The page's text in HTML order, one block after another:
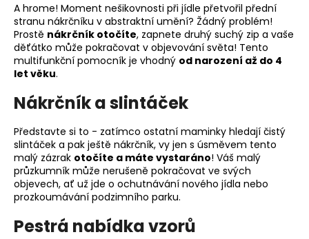
A hrome! Moment nešikovnosti při jídle přetvořil přední
stranu nákrčníku v abstraktní umění? Žádný problém!
Prostě nákrčník otočíte, zapnete druhý suchý zip a vaše
děťátko může pokračovat v objevování světa! Tento
multifunkční pomocník je vhodný od narození až do 4
let věku.
Nákrčník a slintáček
Představte si to - zatímco ostatní maminky hledají čistý
slintáček a pak ještě nákrčník, vy jen s úsměvem tento
malý zázrak otočíte a máte vystaráno! Váš malý
průzkumník může nerušeně pokračovat ve svých
objevech, ať už jde o ochutnávání nového jídla nebo
prozkoumávání podzimního parku.
Pestrá nabídka vzorů